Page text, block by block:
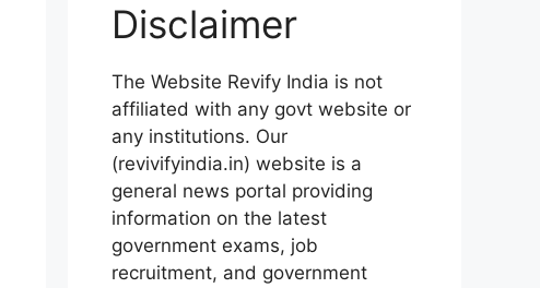
Disclaimer
The Website Revify India is not
affiliated with any govt website or
any institutions. Our
(revivifyindia.in) website is a
general news portal providing
information on the latest
government exams, job
recruitment, and government